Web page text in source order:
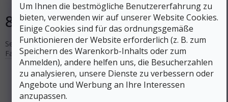
Um Ihnen die bestmögliche Benutzererfahrung zu
bieten, verwenden wir auf unserer Website Cookies.
Einige Cookies sind für das ordnungsgemäße
Funktionieren der Website erforderlich (z. B. zum
Speichern des Warenkorb-Inhalts oder zum
Anmelden), andere helfen uns, die Besucherzahlen
zu analysieren, unsere Dienste zu verbessern oder
Angebote und Werbung an Ihre Interessen
anzupassen.
84 € In den Warenkorb
Sehr kompakte dreiteilige Aluminiumstöcke mit Teleskop-
Faltsystem und Schnellverschluss. Einstellbare Länge 62 - 125 cm.